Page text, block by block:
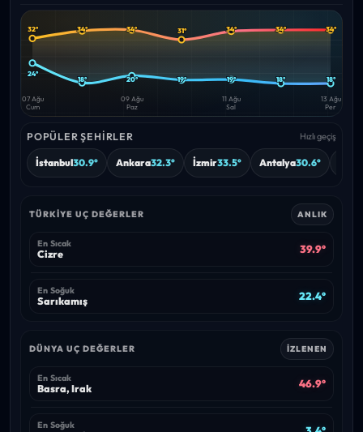
Yüksek
32°
24°
34°
18°
34°
20°
31°
19°
34°
19°
34°
18°
34°
18°
07 Ağu
Cum
09 Ağu
Paz
11 Ağu
Sal
13 Ağu
Per
POPÜLER ŞEHIRLER Hızlı geçiş
İstanbul30.9° Ankara32.3° İzmir33.5° Antalya30.6°
TÜRKIYE UÇ DEĞERLER ANLIK
En Sıcak
Cizre 39.9°
En Soğuk
Sarıkamış 22.4°
DÜNYA UÇ DEĞERLER İZLENEN
En Sıcak
Basra, Irak 46.9°
En Soğuk